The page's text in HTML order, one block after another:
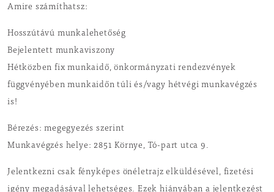
Amire számíthatsz:
Hosszútávú munkalehetőség
Bejelentett munkaviszony
Hétközben fix munkaidő, önkormányzati rendezvények
függvényében munkaidőn túli és/vagy hétvégi munkavégzés
is!
Bérezés: megegyezés szerint
Munkavégzés helye: 2851 Környe, Tó-part utca 9.
Jelentkezni csak fényképes önéletrajz elküldésével, fizetési
igény megadásával lehetséges. Ezek hiányában a jelentkezést